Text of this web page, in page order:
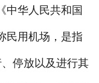
中华人民共和国
民用机场，是指
停放以及进行其